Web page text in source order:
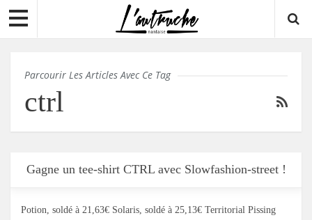
Parcourir Les Articles Avec Ce Tag
ctrl
Gagne un tee-shirt CTRL avec Slowfashion-street !
Potion, soldé à 21,63€ Solaris, soldé à 25,13€ Territorial Pissing